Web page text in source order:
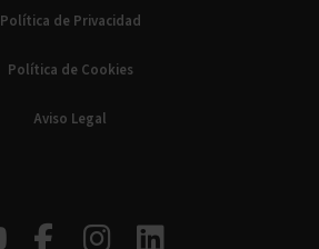
Política de Privacidad
Política de Cookies
Aviso Legal